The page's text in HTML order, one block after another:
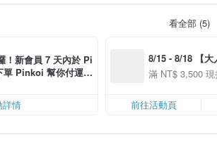
看全部 (5)
！新會員 7 天內於 Pi
Pinkoi 幫你付運
詳情
8/15 - 8/18 【大
季】滿
50
滿 NT$ 3,500
前往活動頁